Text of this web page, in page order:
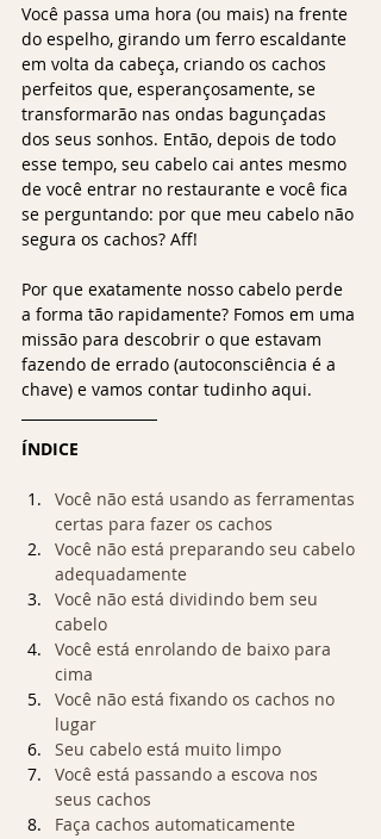
Você passa uma hora (ou mais) na frente
do espelho, girando um ferro escaldante
em volta da cabeça, criando os cachos
perfeitos que, esperançosamente, se
transformarão nas ondas bagunçadas
dos seus sonhos. Então, depois de todo
esse tempo, seu cabelo cai antes mesmo
de você entrar no restaurante e você fica
se perguntando: por que meu cabelo não
segura os cachos? Aff!
Por que exatamente nosso cabelo perde
a forma tão rapidamente? Fomos em uma
missão para descobrir o que estavam
fazendo de errado (autoconsciência é a
chave) e vamos contar tudinho aqui.
ÍNDICE
Você não está usando as ferramentas
certas para fazer os cachos
Você não está preparando seu cabelo
adequadamente
Você não está dividindo bem seu
cabelo
Você está enrolando de baixo para
cima
Você não está fixando os cachos no
lugar
Seu cabelo está muito limpo
Você está passando a escova nos
seus cachos
Faça cachos automaticamente